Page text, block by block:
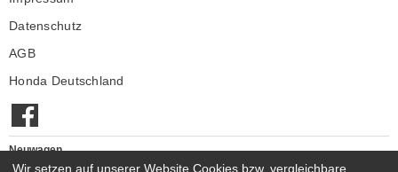
Datenschutz
AGB
Honda Deutschland
Neuwagen
Honda Neuwagen
Wir setzen auf unserer Website Cookies bzw. vergleichbare